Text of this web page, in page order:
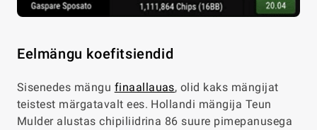
Eelmängu koefitsiendid
Sisenedes mängu finaallauas, olid kaks mängijat
teistest märgatavalt ees. Hollandi mängija Teun
Mulder alustas chipiliidrina 86 suure pimepanusega